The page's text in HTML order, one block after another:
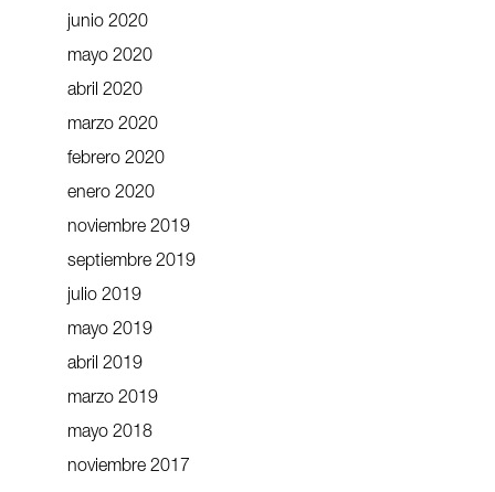
junio 2020
mayo 2020
abril 2020
marzo 2020
febrero 2020
enero 2020
noviembre 2019
septiembre 2019
julio 2019
mayo 2019
abril 2019
marzo 2019
mayo 2018
noviembre 2017